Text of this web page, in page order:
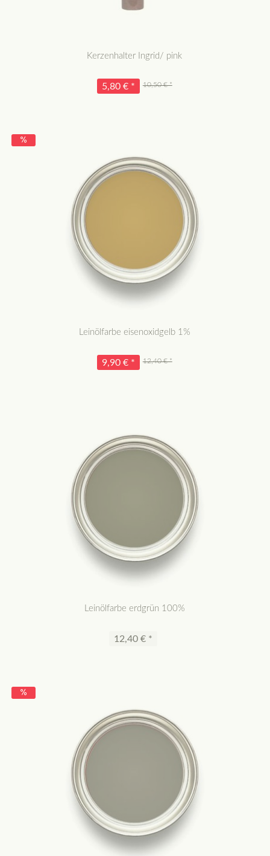
Kerzenhalter Ingrid/ pink
10,50 € *
5,80 € *
Leinölfarbe eisenoxidgelb 1%
12,40 € *
9,90 € *
Leinölfarbe erdgrün 100%
12,40 € *